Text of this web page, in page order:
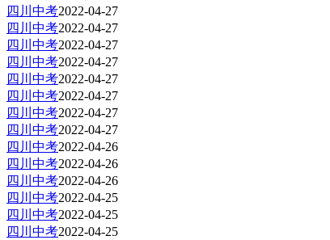
四川中考2022-04-27
四川中考2022-04-27
四川中考2022-04-27
四川中考2022-04-27
四川中考2022-04-27
四川中考2022-04-27
四川中考2022-04-27
四川中考2022-04-27
四川中考2022-04-26
四川中考2022-04-26
四川中考2022-04-26
四川中考2022-04-25
四川中考2022-04-25
四川中考2022-04-25